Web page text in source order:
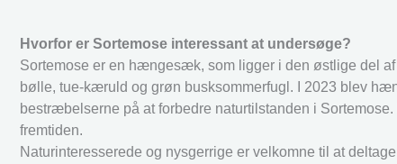
Hvorfor er Sortemose interessant at undersøge?
Sortemose er en hængesæk, som ligger i den østlige del
bølle, tue-kæruld og grøn busksommerfugl. I 2023 blev
bestræbelserne på at forbedre naturtilstanden i
fremtiden.
Naturinteresserede og nysgerrige er velkomne til at